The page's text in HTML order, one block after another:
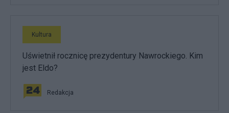
Kultura
Uświetnił rocznicę prezydentury Nawrockiego. Kim
jest Eldo?
Redakcja